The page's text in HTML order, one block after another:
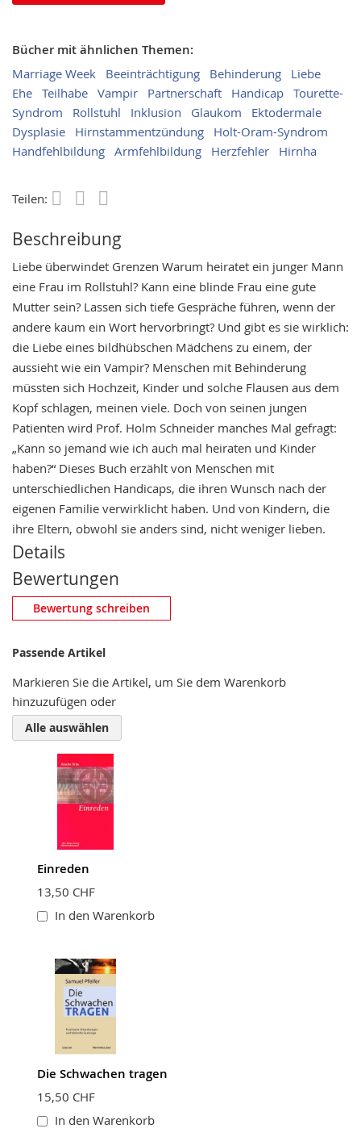
Bücher mit ähnlichen Themen:
Marriage Week Beeinträchtigung Behinderung
Liebe
Ehe Teilhabe Vampir Partnerschaft Handicap Tourette-
Syndrom
Rollstuhl Inklusion Glaukom
Ektodermale
Dysplasie
Hirnstammentzündung
Holt-Oram-Syndrom
Handfehlbildung Armfehlbildung Herzfehler Hirnha
Teilen:
Beschreibung
Liebe überwindet Grenzen Warum heiratet ein junger Mann
eine Frau im Rollstuhl? Kann eine blinde Frau eine gute
Mutter sein? Lassen sich tiefe Gespräche führen, wenn der
andere kaum ein Wort hervorbringt? Und gibt es sie wirklich:
die Liebe eines bildhübschen Mädchens zu einem, der
aussieht wie ein Vampir? Menschen mit Behinderung
müssten sich Hochzeit, Kinder und solche Flausen aus dem
Kopf schlagen, meinen viele. Doch von seinen jungen
Patienten wird Prof. Holm Schneider manches Mal gefragt:
„Kann so jemand wie ich auch mal heiraten und Kinder
haben?“ Dieses Buch erzählt von Menschen mit
unterschiedlichen Handicaps, die ihren Wunsch nach der
eigenen Familie verwirklicht haben. Und von Kindern, die
ihre Eltern, obwohl sie anders sind, nicht weniger lieben.
Details
Bewertungen
Eigene Bewertung schreiben
Nickname
Zusammenfassung
Bewertung
Bewertung schreiben
Passende Artikel
Markieren Sie die Artikel, um Sie dem Warenkorb
hinzuzufügen oder
Alle auswählen
Einreden
13,50 CHF
In den Warenkorb
Die Schwachen tragen
15,50 CHF
In den Warenkorb